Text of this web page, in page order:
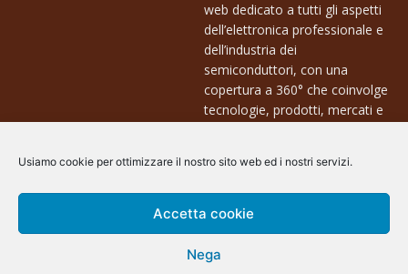
Usiamo cookie per ottimizzare il nostro sito web ed i nostri servizi.
Accetta cookie
Nega
web dedicato a tutti gli aspetti
dell’elettronica professionale e
dell’industria dei
semiconduttori, con una
copertura a 360° che coinvolge
tecnologie, prodotti, mercati e
Contatti:
info@arscommunication.it